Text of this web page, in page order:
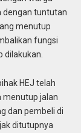
dengan tuntutan
menutup
fungsi
HEJ telah
menutup jalan
dan pembeli di
ditutupnya